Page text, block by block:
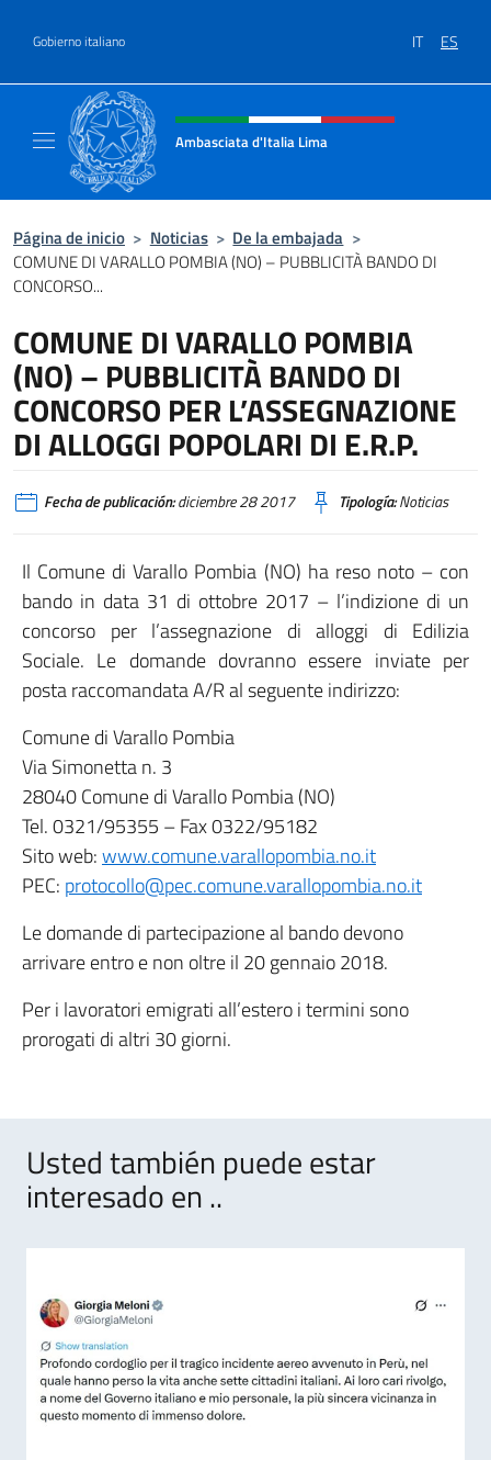
Gobierno italiano IT ES
Encabezado del sitio web,
Ambasciata d'Italia Lima
Página de inicio > Noticias > De la embajada >
COMUNE DI VARALLO POMBIA (NO) – PUBBLICITÀ BANDO DI
CONCORSO...
COMUNE DI VARALLO POMBIA
(NO) – PUBBLICITÀ BANDO DI
CONCORSO PER L’ASSEGNAZIONE
DI ALLOGGI POPOLARI DI E.R.P.
Fecha de publicación:diciembre 28 2017 Tipología:Noticias
Il Comune di Varallo Pombia (NO) ha reso noto – con
bando in data 31 di ottobre 2017 – l’indizione di un
concorso per l’assegnazione di alloggi di Edilizia
Sociale. Le domande dovranno essere inviate per
posta raccomandata A/R al seguente indirizzo:
Comune di Varallo Pombia
Via Simonetta n. 3
28040 Comune di Varallo Pombia (NO)
Tel. 0321/95355 – Fax 0322/95182
Sito web:www.comune.varallopombia.no.it
PEC: protocollo@pec.comune.varallopombia.no.it
Le domande di partecipazione al bando devono
arrivare entro e non oltre il 20 gennaio 2018.
Per i lavoratori emigrati all’estero i termini sono
prorogati di altri 30 giorni.
Usted también puede estar
interesado en ..